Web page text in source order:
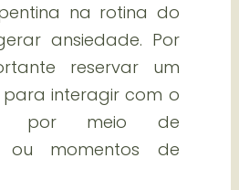
na rotina do
ansiedade. Por
reservar um
interagir com o
por meio de
ou momentos de